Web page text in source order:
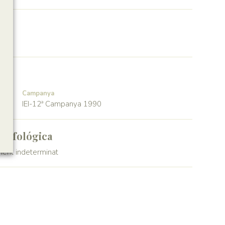
Campanya
IEI-12ª Campanya 1990
indeterminat